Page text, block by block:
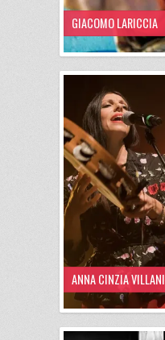
GIACOMO LARICCIA
ANNA CINZIA VILLANI